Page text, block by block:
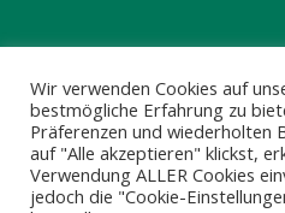
Impressum &
Wir verwenden Cookies auf
bestmögliche Erfahrung zu
Präferenzen und wiederholten
auf "Alle akzeptieren" klickst,
Verwendung ALLER Cookies
jedoch die "Cookie-